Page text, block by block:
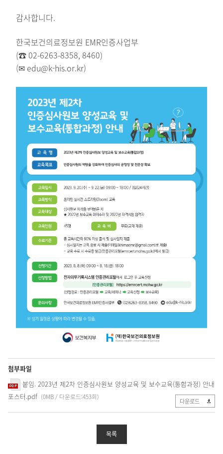
감사합니다.
한국보건의료정보원 EMR인증사업부
(☎ 02-6263-8358, 8460)
(✉ edu@k-his.or.kr)
첨부파일
붙임. 2023년 제2차 인증심사원보 양성교육 및 보수교육(통합과정) 안내
포스터.pdf (0MB / 다운로드:453회)
다운로드
목록